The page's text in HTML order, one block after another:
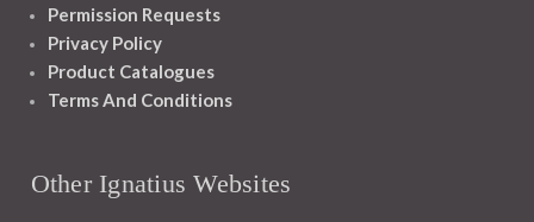
Permission Requests
Privacy Policy
Product Catalogues
Terms And Conditions
Other Ignatius Websites